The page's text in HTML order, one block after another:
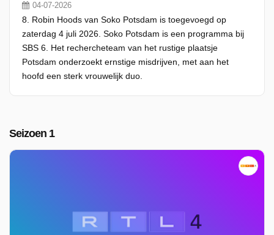
04-07-2026
8. Robin Hoods van Soko Potsdam is toegevoegd op
zaterdag 4 juli 2026. Soko Potsdam is een programma bij
SBS 6. Het rechercheteam van het rustige plaatsje
Potsdam onderzoekt ernstige misdrijven, met aan het
hoofd een sterk vrouwelijk duo.
Seizoen 1